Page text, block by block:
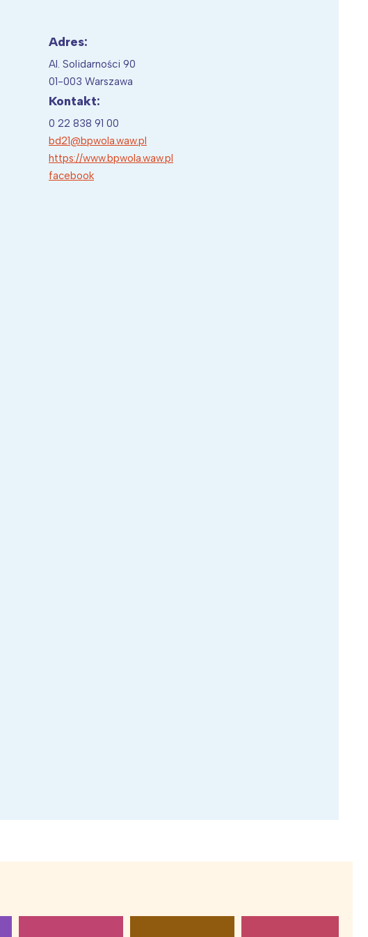
Wiewiórka na kwitnącym polu
Adres:
Al. Solidarności 90
01-003 Warszawa
Kontakt:
0 22 838 91 00
bd21@bpwola.waw.pl
https://www.bpwola.waw.pl
facebook